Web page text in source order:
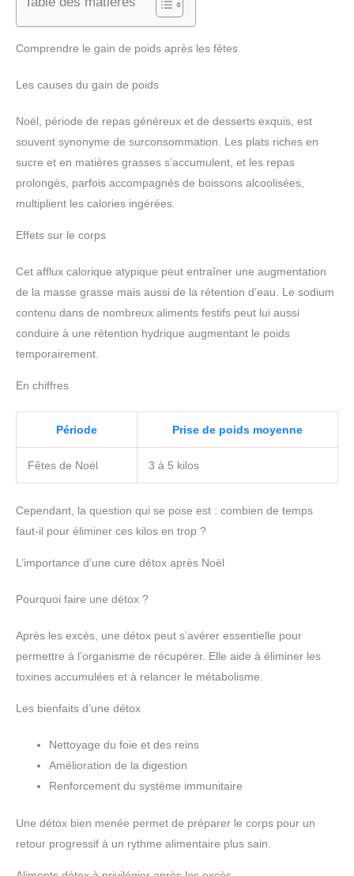
Comprendre le gain de poids après les fêtes
Les causes du gain de poids
Noël, période de repas généreux et de desserts exquis, est
souvent synonyme de surconsommation. Les plats riches en
sucre et en matières grasses s’accumulent, et les repas
prolongés, parfois accompagnés de boissons alcoolisées,
multiplient les calories ingérées.
Effets sur le corps
Cet afflux calorique atypique peut entraîner une augmentation
de la masse grasse mais aussi de la rétention d’eau. Le sodium
contenu dans de nombreux aliments festifs peut lui aussi
conduire à une rétention hydrique augmentant le poids
temporairement.
En chiffres
Période Prise de poids moyenne
Fêtes de Noël 3 à 5 kilos
Cependant, la question qui se pose est : combien de temps
faut-il pour éliminer ces kilos en trop ?
L’importance d’une cure détox après Noël
Pourquoi faire une détox ?
Après les excès, une détox peut s’avérer essentielle pour
permettre à l’organisme de récupérer. Elle aide à éliminer les
toxines accumulées et à relancer le métabolisme.
Les bienfaits d’une détox
Nettoyage du foie et des reins
Amélioration de la digestion
Renforcement du système immunitaire
Une détox bien menée permet de préparer le corps pour un
retour progressif à un rythme alimentaire plus sain.